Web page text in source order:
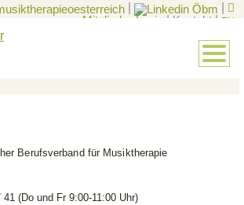
Mitglieder-Login
| Kontakt | EN
Berufsverband für Musiktherapie
(Do und Fr 9:00-11:00 Uhr)